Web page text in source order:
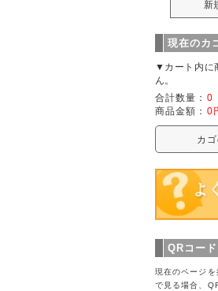
現在のカ
▼カート内に
ん。
合計数量： 0
商品金額： 0
カ
QRコード
現在のページ
で見る場合、